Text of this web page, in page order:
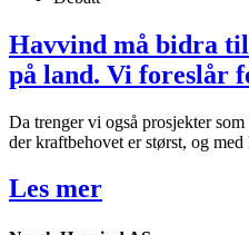
Havvind må bidra
på land. Vi foreslår
Da trenger vi også prosjekter
der kraftbehovet er størst, og
Les mer